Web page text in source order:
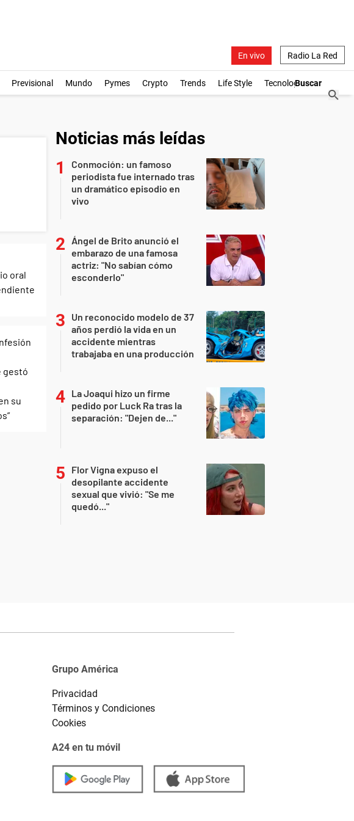
En vivo Radio La Red
Previsional Mundo Pymes Crypto Trends Life Style Tecnología
Noticias más leídas
Conmoción: un famoso
periodista fue internado tras
un dramático episodio en
vivo
Ángel de Brito anunció el
embarazo de una famosa
actriz: "No sabían cómo
esconderlo"
Un reconocido modelo de 37
años perdió la vida en un
accidente mientras
trabajaba en una producción
La Joaqui hizo un firme
pedido por Luck Ra tras la
separación: "Dejen de..."
Flor Vigna expuso el
desopilante accidente
sexual que vivió: "Se me
quedó..."
Grupo América
Privacidad
Términos y Condiciones
Cookies
A24 en tu móvil